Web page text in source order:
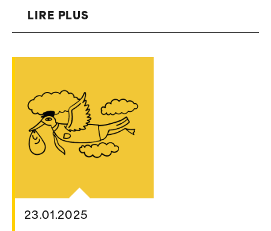
LIRE PLUS
23.01.2025